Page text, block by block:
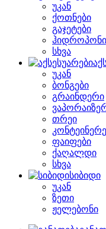
უკან
ქოთნები
გაჯეტები
სხვა
უკან
ბონგები
გრაინდერი
თრეი
ფაიფები
ქაღალდი
სხვა
სიბიდი
უკან
ზეთი
ჟელებონი